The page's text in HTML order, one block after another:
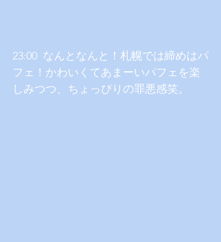
23:00  なんとなんと！札幌では締めはパ
フェ！かわいくてあまーいパフェを楽
しみつつ、ちょっぴりの罪悪感笑。